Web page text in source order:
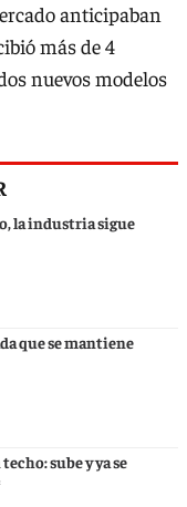
anticipaban
más de 4
nuevos modelos
la industria sigue
que se mantiene
sube y ya se